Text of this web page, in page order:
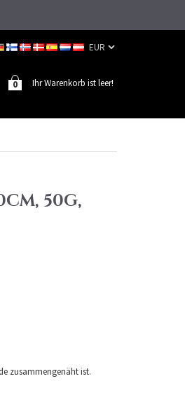
Ihr Warenkorb ist leer!
0
50G,
zusammengenäht ist.